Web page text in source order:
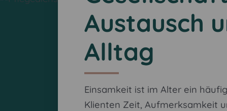
Austausch
Alltag
Einsamkeit ist im Alter ein
Klienten Zeit, Aufmerksamkeit